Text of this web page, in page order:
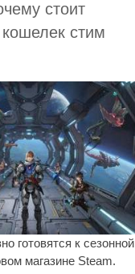
стоит
стим
готовятся к сезонной
магазине Steam.